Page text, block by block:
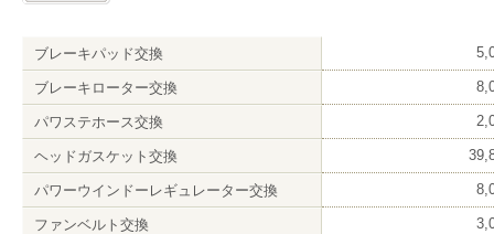
ブレーキパッド交換
ブレーキローター交換
パワステホース交換
ヘッドガスケット交換
パワーウインドーレギュレーター交換
ファンベルト交換